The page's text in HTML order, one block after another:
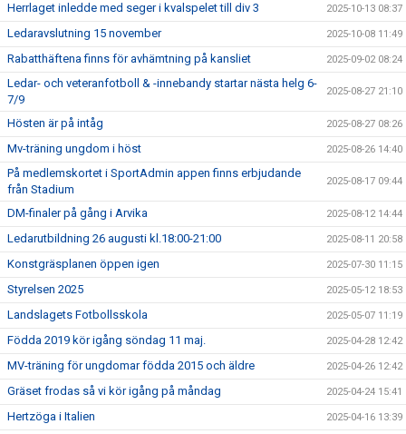
Herrlaget inledde med seger i kvalspelet till div 3 2025-10-13 08:37
Ledaravslutning 15 november 2025-10-08 11:49
Rabatthäftena finns för avhämtning på kansliet 2025-09-02 08:24
Ledar- och veteranfotboll & -innebandy startar nästa helg 6-
7/9
2025-08-27 21:10
Hösten är på intåg 2025-08-27 08:26
Mv-träning ungdom i höst 2025-08-26 14:40
På medlemskortet i SportAdmin appen finns erbjudande
från Stadium
2025-08-17 09:44
DM-finaler på gång i Arvika 2025-08-12 14:44
Ledarutbildning 26 augusti kl.18:00-21:00 2025-08-11 20:58
Konstgräsplanen öppen igen 2025-07-30 11:15
Styrelsen 2025 2025-05-12 18:53
Landslagets Fotbollsskola 2025-05-07 11:19
Födda 2019 kör igång söndag 11 maj. 2025-04-28 12:42
MV-träning för ungdomar födda 2015 och äldre 2025-04-26 12:42
Gräset frodas så vi kör igång på måndag 2025-04-24 15:41
Hertzöga i Italien 2025-04-16 13:39